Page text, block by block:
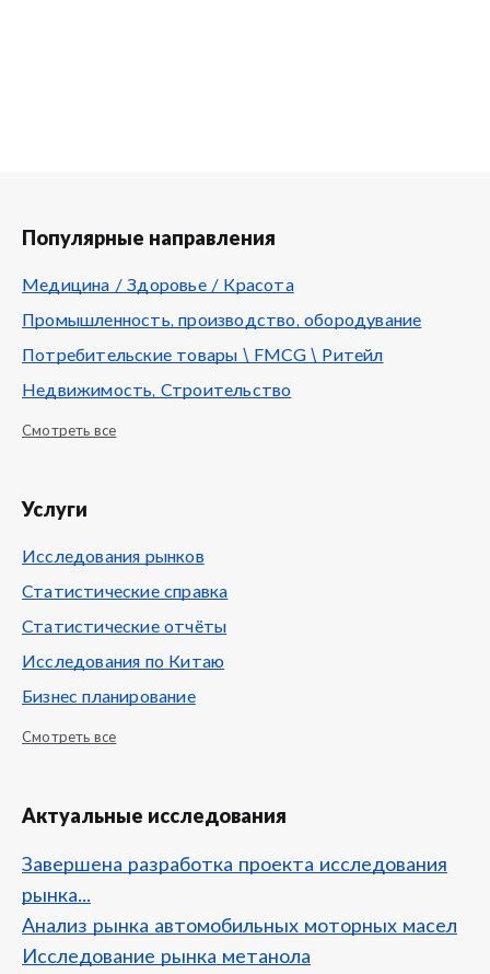
Популярные направления
Медицина / Здоровье / Красота
Промышленность, производство, обородувание
Потребительские товары \ FMCG \ Ритейл
Недвижимость, Строительство
Смотреть все
Услуги
Исследования рынков
Статистические справка
Статистические отчёты
Исследования по Китаю
Бизнес планирование
Смотреть все
Актуальные исследования
Завершена разработка проекта исследования
рынка...
Анализ рынка автомобильных моторных масел
Исследование рынка метанола